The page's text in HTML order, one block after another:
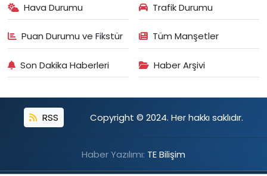
Hava Durumu Trafik Durumu
Puan Durumu ve Fikstür Tüm Manşetler
Son Dakika Haberleri Haber Arşivi
RSS Copyright © 2024. Her hakkı saklıdır.
Haber Yazılımı: TE Bilişim